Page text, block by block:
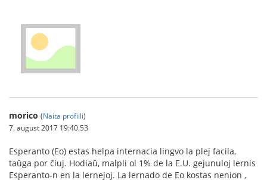
morico (Näita profiili)
7. august 2017 19:40.53
Esperanto (Eo) estas helpa internacia lingvo la plej facila,
taŭga por ĉiuj. Hodiaŭ, malpli ol 1% de la E.U. gejunuloj lernis
Esperanto-n en la lernejoj. La lernado de Eo kostas nenion ,